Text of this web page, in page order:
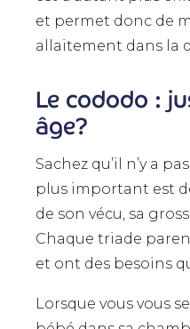
et permet donc de
allaitement dans la
Le cododo :
âge?
Sachez qu’il n’y a
plus important est
de son vécu, sa
Chaque triade
et ont des besoins
Lorsque vous vous